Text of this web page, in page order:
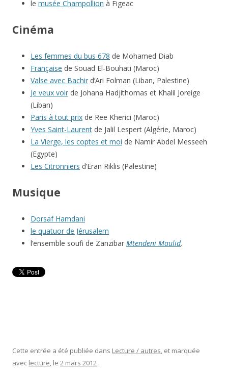
le musée Champollion à Figeac
Cinéma
Les femmes du bus 678 de Mohamed Diab
Française de Souad El-Bouhati (Maroc)
Valse avec Bachir d’Ari Folman (Liban, Palestine)
Je veux voir de Johana Hadjithomas et Khalil Joreige
(Liban)
Paris à tout prix de Ree Kherici (Maroc)
Yves Saint-Laurent de Jalil Lespert (Algérie, Maroc)
La Vierge, les coptes et moi de Namir Abdel Messeeh
(Egypte)
Les Citronniers d’Eran Riklis (Palestine)
Musique
Dorsaf Hamdani
le quatuor de Jérusalem
l’ensemble soufi de Zanzibar Mtendeni Maulid,
Cette entrée a été publiée dans Lecture / autres , et marquée
avec lecture , le 2 mars 2012 .